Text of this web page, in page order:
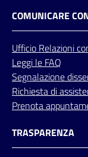
COMUNICARE
Ufficio Relazioni
Leggi le FAQ
Segnalazione
Richiesta di
Prenota
TRASPARENZA